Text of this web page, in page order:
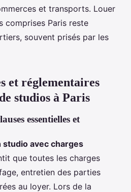
et transports. Louer
comprises Paris reste
souvent prisés par les
et réglementaires
studios à Paris
essentielles et
studio avec charges
que toutes les charges
entretien des parties
au loyer. Lors de la